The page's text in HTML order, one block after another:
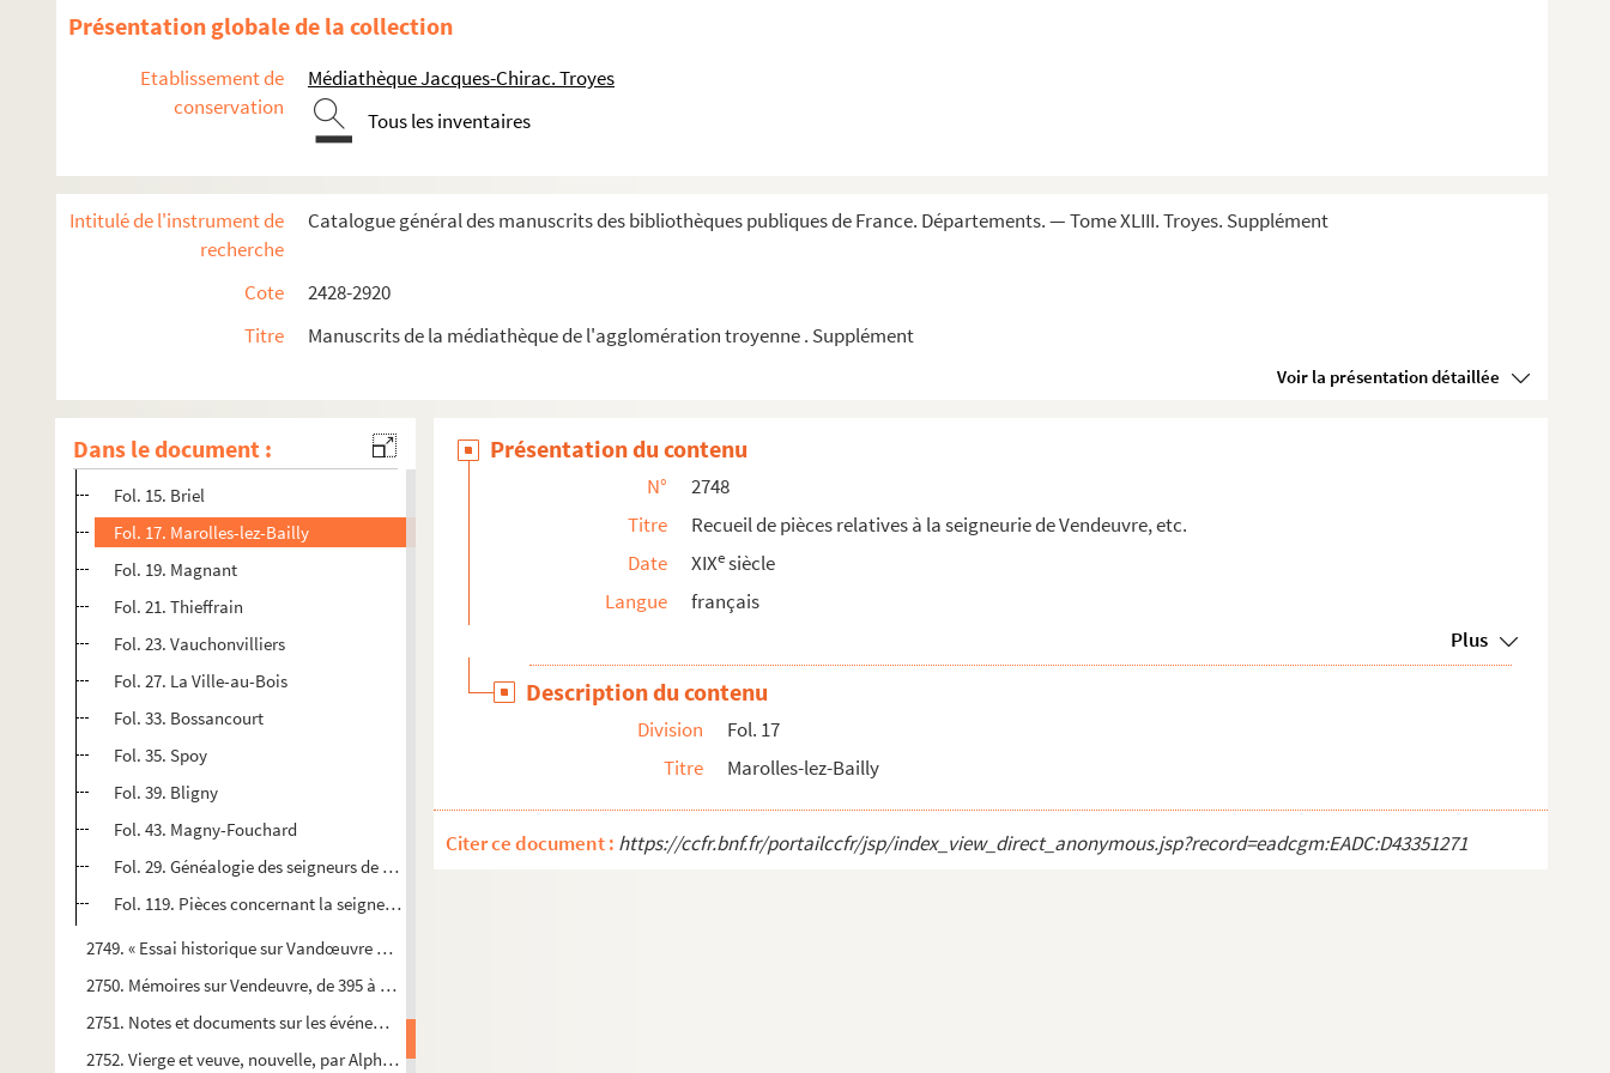
Présentation globale de la collection
Etablissement de
conservation
Médiathèque Jacques-Chirac. Troyes
Tous les inventaires
Intitulé de l'instrument de
recherche
Catalogue général des manuscrits des bibliothèques publiques de France. Départements. — Tome XLIII. Troyes. Supplément
Cote
2428-2920
Titre
Manuscrits de la médiathèque de l'agglomération troyenne . Supplément
Voir la présentation détaillée
Dans le document :
2740. Recueil de pièces relatives à l'histoire de la Réforme et de la Ligue à Troyes
2741. Recueil de pièces relatives aux États généraux, de 1300 à 1789
2742. Points, statuts et ordonnances des arts et métiers de la ville de Troyes, depuis 1317 jusqu'en 1510,...
2744. Choix de poésies latines de Nicolas Bourbon de Vendeuvre, avec traduction française, par J.-A. Jaquo...
2744bis. Notice sur Nicolas Bourbon de Vendeuvre, par J.-A. Jaquot
2746. Recueil de documents relatifs aux châtellenies de Villemaur, Chaource, Isles et Payns (1328-1630), p...
2747. Inventaire général des titres de la baronnie et châtellenie de La Villeneuve-au-Chêne (1445 à 1745 e...
Fol. 1. Vendeuvre
Fol. 11. La Villeneuve-au-Chêne
Fol. 15. Briel
Fol. 17. Marolles-lez-Bailly
Fol. 19. Magnant
Fol. 21. Thieffrain
Fol. 23. Vauchonvilliers
Fol. 27. La Ville-au-Bois
Fol. 33. Bossancourt
Fol. 35. Spoy
Fol. 39. Bligny
Fol. 43. Magny-Fouchard
Fol. 29. Généalogie des seigneurs de Jaucourt près Bar-sur-Aube, par Th. Boutiot ; impr., 8 pages petit in-fo...
Fol. 119. Pièces concernant la seigneurie de Vendeuvre (664-1779), avec une table chronologique
2749. « Essai historique sur Vandœuvre en Champagne, contenant son antiquité, son gouvernement civil, poli...
2750. Mémoires sur Vendeuvre, de 395 à 1712
2751. Notes et documents sur les événements survenus à Troyes en 1848-1849, recueillis par MM. Alboize de ...
2752. Vierge et veuve, nouvelle, par Alphonse Baudouin
Présentation du contenu
N°
2748
Titre
Recueil de pièces relatives à la seigneurie de Vendeuvre, etc.
Date
XIXesiècle
Langue
français
Plus
Description du contenu
Division
Fol. 17
Titre
Marolles-lez-Bailly
Citer ce document : https://ccfr.bnf.fr/portailccfr/jsp/index_view_direct_anonymous.jsp?record=eadcgm:EADC:D43351271